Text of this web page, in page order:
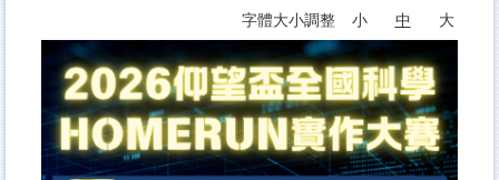
字體大小調整 小 中 大